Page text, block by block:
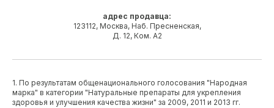
адрес продавца:
123112, Москва, Наб. Пресненская,
Д. 12, Ком. А2
1. По результатам общенационального голосования "Народная
марка" в категории "Натуральные препараты для укрепления
здоровья и улучшения качества жизни" за 2009, 2011 и 2013 гг.